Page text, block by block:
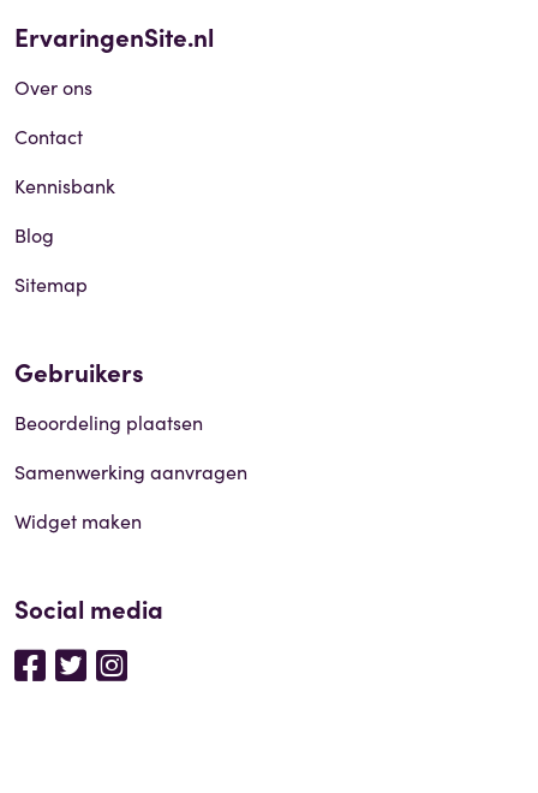
ErvaringenSite.nl
Over ons
Contact
Kennisbank
Blog
Sitemap
Gebruikers
Beoordeling plaatsen
Samenwerking aanvragen
Widget maken
Social media